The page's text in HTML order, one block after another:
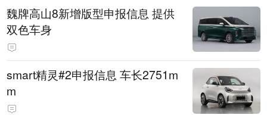
魏牌高山8新增版型申报信息 提供
双色车身
smart精灵#2申报信息 车长2751m
m